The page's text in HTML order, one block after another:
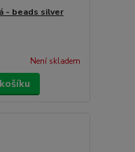
- beads silver
Není skladem